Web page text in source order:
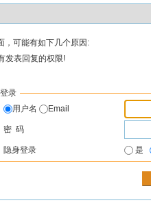
，可能有如下几个原因:
发表回复的权限!
登录
用户名
Email
密 码
隐身登录 是